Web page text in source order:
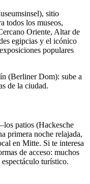
sitio
todos los museos,
Oriente, Altar de
egipcias y el icónico
populares
(Berliner Dom): sube a
de la ciudad.
patios (Hackesche
primera noche relajada,
en Mitte. Si te interesa
de acceso: muchos
turístico.